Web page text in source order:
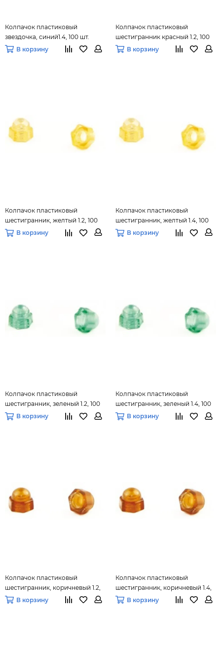
Колпачок пластиковый
звездочка, синий1.4, 100 шт.
В корзину
Колпачок пластиковый
шестигранник красный 1.2, 100
шт. В корзину
Колпачок пластиковый
шестигранник, желтый 1.2, 100
шт. В корзину
Колпачок пластиковый
шестигранник, желтый 1.4, 100
шт. В корзину
Колпачок пластиковый
шестигранник, зеленый 1.2, 100
шт. В корзину
Колпачок пластиковый
шестигранник, зеленый 1.4, 100
шт. В корзину
Колпачок пластиковый
шестигранник, коричневый 1.2,
100 шт.В корзину
Колпачок пластиковый
шестигранник, коричневый 1.4,
100 шт.В корзину